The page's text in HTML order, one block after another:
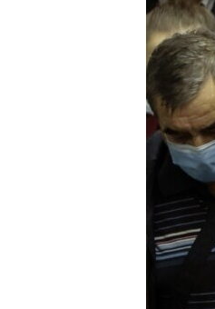
УКРАЇНСЬКА ПРОБЛЕМА КРИМУ